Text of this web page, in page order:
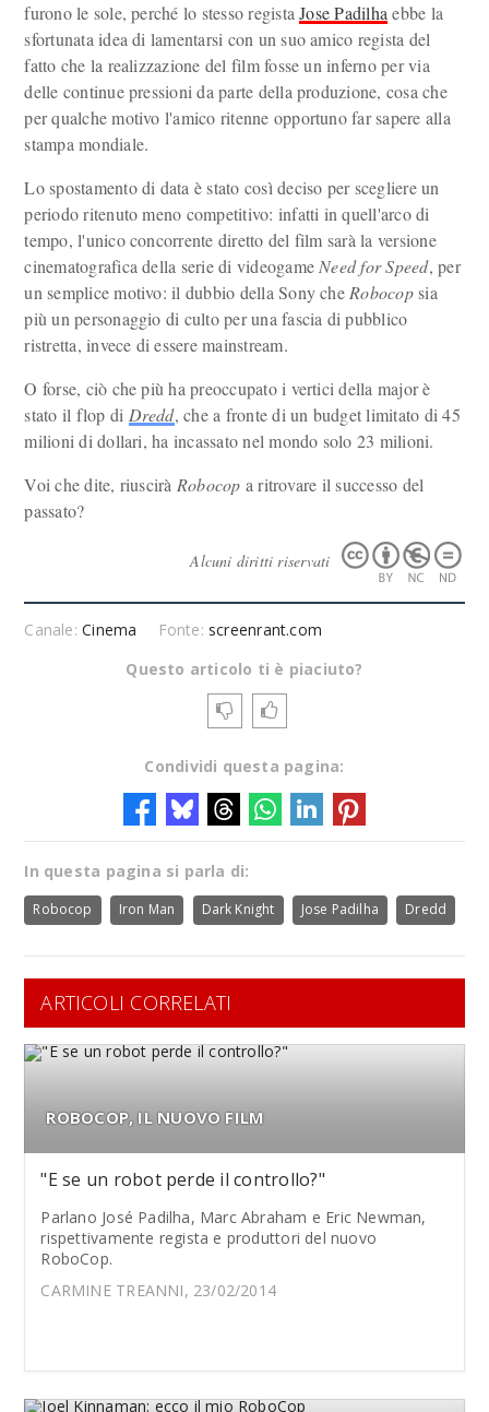
furono le sole, perché lo stesso registaJose Padilha ebbe la
sfortunata idea di lamentarsi con un suo amico regista del
fatto che la realizzazione del film fosse un inferno per via
delle continue pressioni da parte della produzione, cosa che
per qualche motivo l'amico ritenne opportuno far sapere alla
stampa mondiale.
Lo spostamento di data è stato così deciso per scegliere un
periodo ritenuto meno competitivo: infatti in quell'arco di
tempo, l'unico concorrente diretto del film sarà la versione
cinematografica della serie di videogame Need for Speed, per
un semplice motivo: il dubbio della Sony che Robocopsia
più un personaggio di culto per una fascia di pubblico
ristretta, invece di essere mainstream.
O forse, ciò che più ha preoccupato i vertici della major è
stato il flop di Dredd, che a fronte di un budget limitato di 45
milioni di dollari, ha incassato nel mondo solo 23 milioni.
Voi che dite, riuscirà Robocop a ritrovare il successo del
passato?
Alcuni diritti riservati
Canale:Cinema Fonte: screenrant.com
Questo articolo ti è piaciuto?
Condividi questa pagina:
In questa pagina si parla di:
Robocop Iron Man Dark Knight Jose Padilha Dredd
ARTICOLI CORRELATI
ROBOCOP, IL NUOVO FILM
"E se un robot perde il controllo?"
Parlano José Padilha, Marc Abraham e Eric Newman,
rispettivamente regista e produttori del nuovo
RoboCop.
CARMINE TREANNI, 23/02/2014